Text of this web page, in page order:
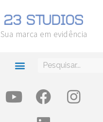
Sua marca em evidência